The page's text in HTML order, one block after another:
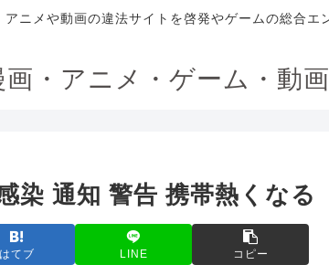
アニメや動画の違法サイトを啓発やゲームの総合エ
・アニメ・ゲーム・動
染 通知 警告 携帯熱くなる
はてブ LINE コピー